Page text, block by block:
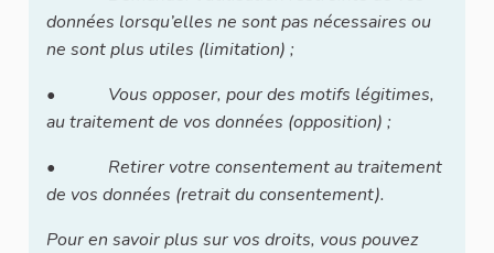
données lorsqu’elles ne sont pas nécessaires ou
ne sont plus utiles (limitation) ;
• Vous opposer, pour des motifs légitimes,
au traitement de vos données (opposition) ;
• Retirer votre consentement au traitement
de vos données (retrait du consentement).
Pour en savoir plus sur vos droits, vous pouvez